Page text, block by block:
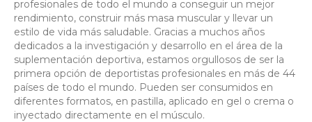
profesionales de todo el mundo a conseguir un mejor
rendimiento, construir más masa muscular y llevar un
estilo de vida más saludable. Gracias a muchos años
dedicados a la investigación y desarrollo en el área de la
suplementación deportiva, estamos orgullosos de ser la
primera opción de deportistas profesionales en más de 44
países de todo el mundo. Pueden ser consumidos en
diferentes formatos, en pastilla, aplicado en gel o crema o
inyectado directamente en el músculo.